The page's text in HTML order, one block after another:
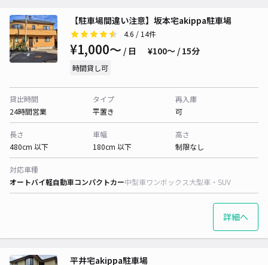
【駐車場間違い注意】坂本宅akippa駐車場
4.6 / 14件
¥1,000〜 / 日 ¥100〜 / 15分
時間貸し可
貸出時間
24時間営業
タイプ
平置き
再入庫
可
長さ
480cm 以下
車幅
180cm 以下
高さ
制限なし
対応車種
オートバイ軽自動車コンパクトカー中型車ワンボックス大型車・SUV
詳細へ
平井宅akippa駐車場